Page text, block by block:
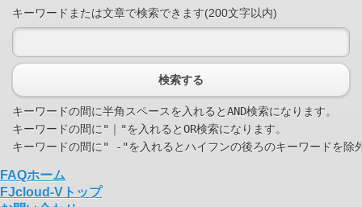
キーワードまたは文章で検索できます(200文字以内)
検索する
キーワードの間に半角スペースを入れるとAND検索になります。
キーワードの間に"｜"を入れるとOR検索になります。
FAQホーム
FJcloud-Vトップ